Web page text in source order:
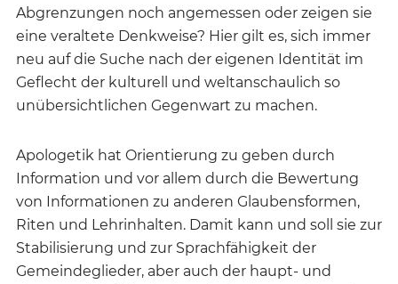
Abgrenzungen noch angemessen oder zeigen sie
eine veraltete Denkweise? Hier gilt es, sich immer
neu auf die Suche nach der eigenen Identität im
Geflecht der kulturell und weltanschaulich so
unübersichtlichen Gegenwart zu machen.
Apologetik hat Orientierung zu geben durch
Information und vor allem durch die Bewertung
von Informationen zu anderen Glaubensformen,
Riten und Lehrinhalten. Damit kann und soll sie zur
Stabilisierung und zur Sprachfähigkeit der
Gemeindeglieder, aber auch der haupt- und